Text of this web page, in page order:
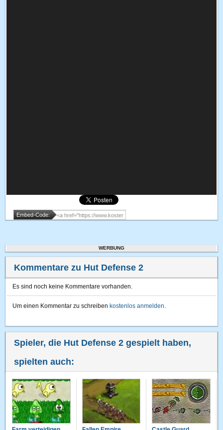
Embed-Code:
WERBUNG
Kommentare zu Hut Defense 2
Es sind noch keine Kommentare vorhanden.
Um einen Kommentar zu schreiben kostenlos anmelden.
Spieler, die Hut Defense 2 gespielt haben,
spielten auch: